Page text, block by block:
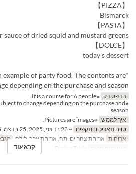
【PIZZA】
Bismarck
【PASTA】
sauce of dried squid and mustard greens
【DOLCE】
today's dessert
example of party food. The contents are
depending on the purchase and season.
הדפס דק ※It is a course for 6 people.
to change depending on the purchase and
season.
איך לממש ※Pictures are images.
טווח תאריכים תקפים ~ 23 בדצמ, 2025, 25 בדצמ, 2025 ~
ארוחות ארוחת צהריים, תה, ארוחת ערב, לילה
קטגוריית מקום
קרא עוד